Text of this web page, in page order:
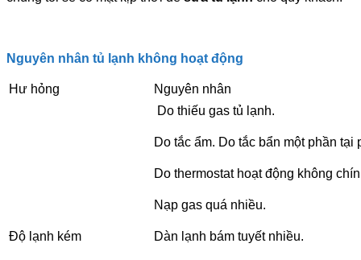
Nguyên nhân tủ lạnh không hoạt động
Hư hỏng Nguyên nhân
Độ lạnh kém
Do thiếu gas tủ lạnh.
Do tắc ẩm. Do tắc bẩn một phần tại
Do thermostat hoạt động không
Nạp gas quá nhiều.
Dàn lạnh bám tuyết nhiều.